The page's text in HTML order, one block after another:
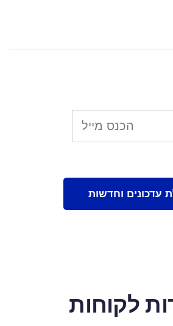
לקוחות